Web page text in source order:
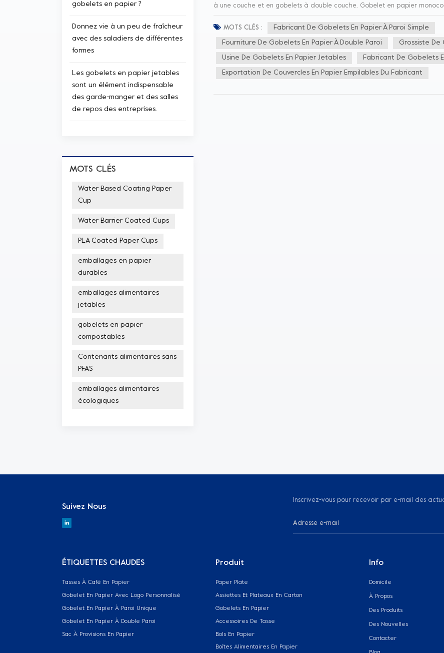
à une couche et en gobelets à double couche. Gobelet en papier
est que le prix est inférieur et que l'effet d'impression est bon. Gobelet en
tasses de mur de relief, tasses à double paroi. Il est généralement utilisé
et du thé au lait. L'avantage du gobelet en papier à double couche est
bon effet d'isolation thermique et un bel aspect antidérapant.
MOTS CLÉS : Fabricant De Gobelets En Papier À Paroi Simple
Fourniture De Gobelets En Papier À Double Paroi Grossiste De
Usine De Gobelets En Papier Jetables Fabricant De Gobelets
Exportation De Couvercles En Papier Empilables Du Fabricant
gobelets en papier ?
Donnez vie à un peu de fraîcheur
avec des saladiers de différentes
formes
Les gobelets en papier jetables
sont un élément indispensable
des garde-manger et des salles
de repos des entreprises.
MOTS CLÉS
Water Based Coating Paper
Cup
Water Barrier Coated Cups
PLA Coated Paper Cups
emballages en papier
durables
emballages alimentaires
jetables
gobelets en papier
compostables
Contenants alimentaires sans
PFAS
emballages alimentaires
écologiques
Suivez Nous
Inscrivez-vous pour recevoir par e-mail des
ÉTIQUETTES CHAUDES
Tasses À Café En Papier
Gobelet En Papier Avec Logo Personnalisé
Gobelet En Papier À Paroi Unique
Gobelet En Papier À Double Paroi
Sac À Provisions En Papier
Produit
Paper Plate
Assiettes Et Plateaux En Carton
Gobelets En Papier
Accessoires De Tasse
Bols En Papier
Boîtes Alimentaires En Papier
Info
Domicile
À Propos
Des Produits
Des Nouvelles
Contacter